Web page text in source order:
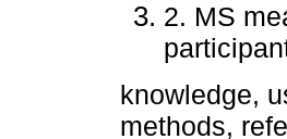
2. MS
knowledge,
methods,